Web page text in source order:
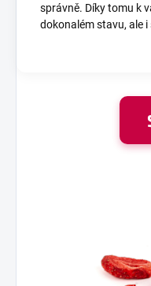
správně. Díky tomu k
dokonalém stavu, ale